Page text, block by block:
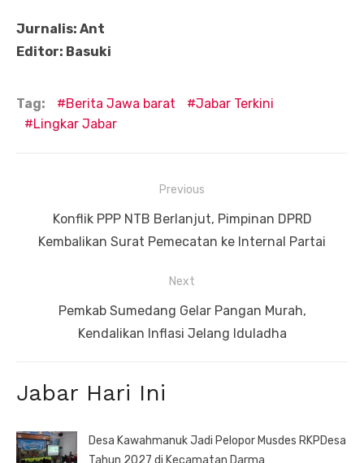
Jurnalis: Ant
Editor: Basuki
Tag: Berita Jawa barat
Jabar Terkini
Lingkar Jabar
Previous
Previous
post:
Konflik PPP NTB Berlanjut, Pimpinan DPRD
Kembalikan Surat Pemecatan ke Internal Partai
Next
Pemkab Sumedang Gelar Pangan Murah,
Kendalikan Inflasi Jelang Iduladha
Jabar Hari Ini
Desa Kawahmanuk Jadi Pelopor Musdes RKPDesa
Tahun 2027 di Kecamatan Darma